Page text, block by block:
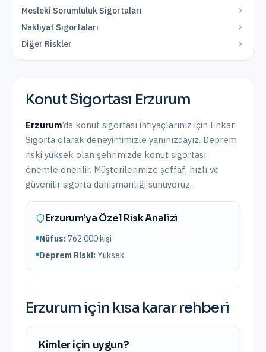
Mesleki Sorumluluk Sigortaları
Nakliyat Sigortaları
Diğer Riskler
Konut Sigortası Erzurum
Erzurum’da konut sigortası ihtiyaçlarınız için Enkar
Sigorta olarak deneyimimizle yanınızdayız. Deprem
riski yüksek olan şehrimizde konut sigortası
önemle önerilir. Müşterilerimize şeffaf, hızlı ve
güvenilir sigorta danışmanlığı sunuyoruz.
Erzurum’ya Özel Risk Analizi
Nüfus:762.000kişi
Deprem Riski:Yüksek
Erzurum için kısa karar rehberi
Kimler için uygun?